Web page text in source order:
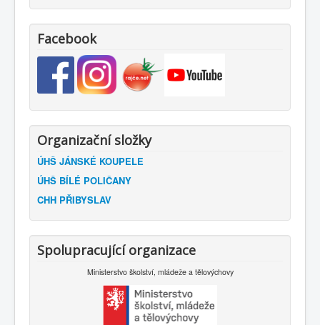
Facebook
Organizační složky
ÚHŠ JÁNSKÉ KOUPELE
ÚHŠ BÍLÉ POLIČANY
CHH PŘIBYSLAV
Spolupracující organizace
Ministerstvo školství, mládeže a tělovýchovy